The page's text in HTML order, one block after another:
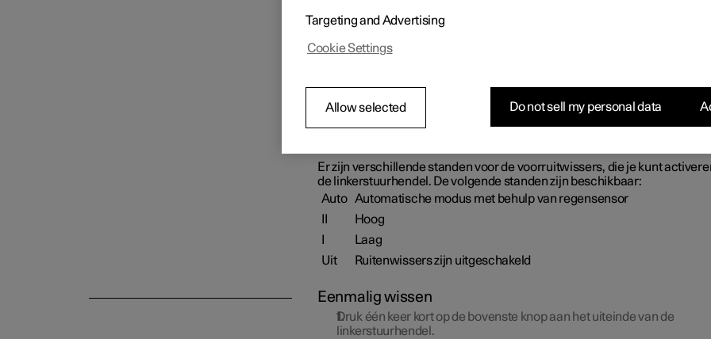
ruitenwissers geactiveerd.
Er zijn verschillende standen voor de voorruitwissers, die je kunt
de linkerstuurhendel. De volgende standen zijn beschikbaar:
Auto
Automatische modus met behulp van regensensor
Hoog
Laag
Uit
Ruitenwissers zijn uitgeschakeld
Eenmalig wissen
Druk één keer kort op de bovenste knop aan het uiteinde van de
linkerstuurhendel.
Targeting and Advertising
Cookie Settings
Allow selected Do not sell my personal data